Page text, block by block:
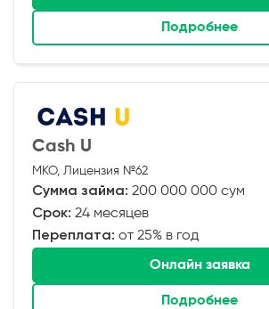
Подробнее
Cash U
МКО, Лицензия №62
Сумма займа: 200 000 000 сум
Срок: 24 месяцев
Переплата: от 25% в год
Онлайн заявка
Подробнее